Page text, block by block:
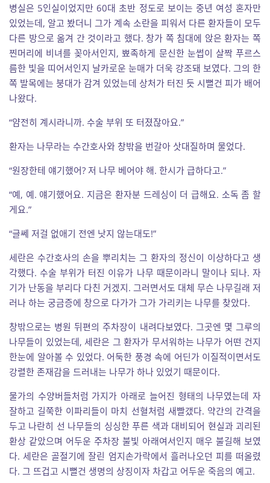
병실은 5인실이었지만 60대 초반 정도로 보이는 중년 여성 혼자만
있었는데, 알고 봤더니 그가 계속 소란을 피워서 다른 환자들이 모두
다른 방으로 옮겨 간 것이라고 했다. 창가 쪽 침대에 앉은 환자는 쪽
찐머리에 비녀를 꽂아서인지, 뾰족하게 문신한 눈썹이 살짝 푸르스
름한 빛을 띠어서인지 날카로운 눈매가 더욱 강조돼 보였다. 그의 한
쪽 발목에는 붕대가 감겨 있었는데 상처가 터진 듯 시뻘건 피가 배어
나왔다.
“얌전히 계시라니까. 수술 부위 또 터졌잖아요.”
환자는 나무라는 수간호사와 창밖을 번갈아 삿대질하며 물었다.
“원장한테 얘기했어? 저 나무 베어야 해. 한시가 급하다고.”
“예, 예. 얘기했어요. 지금은 환자분 드레싱이 더 급해요. 소독 좀 할
게요.”
“글쎄 저걸 없애기 전엔 낫지 않는대도!”
세란은 수간호사의 손을 뿌리치는 그 환자의 정신이 이상하다고 생
각했다. 수술 부위가 터진 이유가 나무 때문이라니 말이나 되나. 자
기가 난동을 부리다 다친 거겠지. 그러면서도 대체 무슨 나무길래 저
러나 하는 궁금증에 창으로 다가가 그가 가리키는 나무를 찾았다.
창밖으로는 병원 뒤편의 주차장이 내려다보였다. 그곳엔 몇 그루의
나무들이 있었는데, 세란은 그 환자가 무서워하는 나무가 어떤 건지
한눈에 알아볼 수 있었다. 어둑한 풍경 속에 어딘가 이질적이면서도
강렬한 존재감을 드러내는 나무가 하나 있었기 때문이다.
물가의 수양버들처럼 가지가 아래로 늘어진 형태의 나무였는데 자
잘하고 길쭉한 이파리들이 마치 선혈처럼 새빨갰다. 약간의 간격을
두고 나란히 선 나무들의 싱싱한 푸른 색과 대비되어 현실과 괴리된
환상 같았으며 어두운 주차장 불빛 아래여서인지 매우 불길해 보였
다. 세란은 골절기에 잘린 엄지손가락에서 흘러나오던 피를 떠올렸
다. 그 뜨겁고 시뻘건 생명의 상징이자 차갑고 어두운 죽음의 예고.